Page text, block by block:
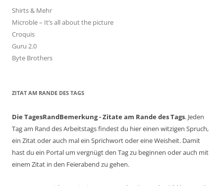
Shirts & Mehr
Microble – It’s all about the picture
Croquis
Guru 2.0
Byte Brothers
ZITAT AM RANDE DES TAGS
Die TagesRandBemerkung - Zitate am Rande des Tags. Jeden
Tag am Rand des Arbeitstags findest du hier einen witzigen Spruch,
ein Zitat oder auch mal ein Sprichwort oder eine Weisheit. Damit
hast du ein Portal um vergnügt den Tag zu beginnen oder auch mit
einem Zitat in den Feierabend zu gehen.